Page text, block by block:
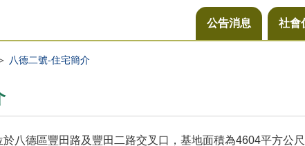
公告消息 社會
八德二號-住宅簡介
於八德區豐田路及豐田二路交叉口，基地面積為4604平方公